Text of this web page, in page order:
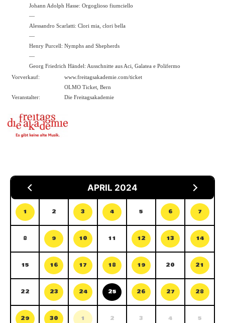
Johann Adolph Hasse: Orgoglioso fiumciello
—
Alessandro Scarlatti: Clori mia, clori bella
—
Henry Purcell: Nymphs and Shepherds
—
Georg Friedrich Händel: Ausschnitte aus Aci, Galatea e Polifermo
Vorverkauf:
www.freitagsakademie.com/ticket
OLMO Ticket, Bern
Veranstalter:
Die Freitagsakademie
APRIL 2024
1 2 3 4 5 6 7
8 9 10 11 12 13 14
15 16 17 18 19 20 21
22 23 24 25 26 27 28
29 30 1 2 3 4 5